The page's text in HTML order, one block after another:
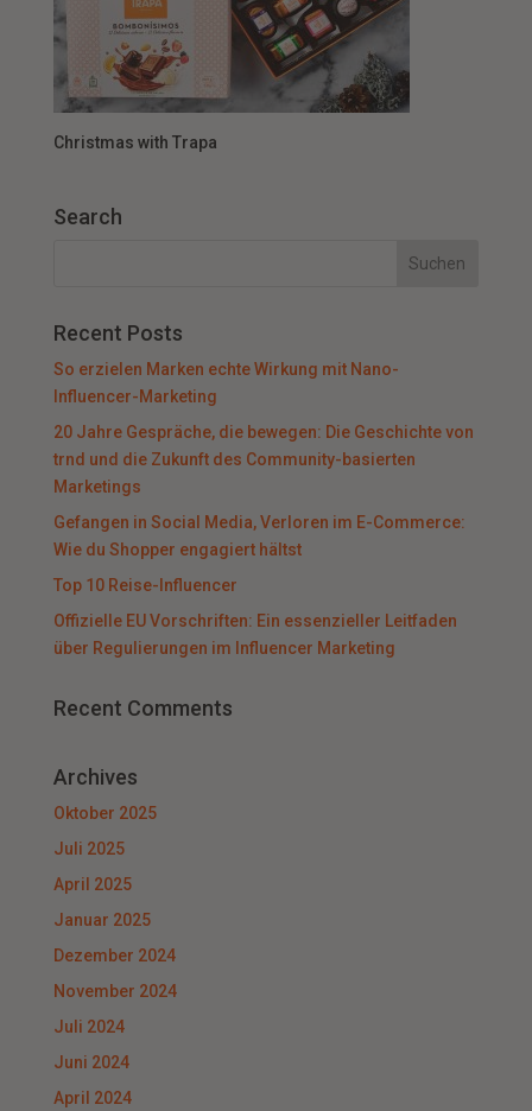
Christmas with Trapa
Search
Recent Posts
So erzielen Marken echte Wirkung mit Nano-
Influencer-Marketing
20 Jahre Gespräche, die bewegen: Die Geschichte von
trnd und die Zukunft des Community-basierten
Marketings
Gefangen in Social Media, Verloren im E-Commerce:
Wie du Shopper engagiert hältst
Top 10 Reise-Influencer
Offizielle EU Vorschriften: Ein essenzieller Leitfaden
über Regulierungen im Influencer Marketing
Recent Comments
Archives
Oktober 2025
Juli 2025
April 2025
Januar 2025
Dezember 2024
November 2024
Juli 2024
Juni 2024
April 2024